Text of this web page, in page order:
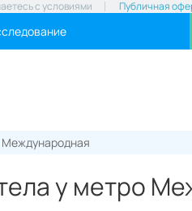
с условиями Публичная
Международная
у метро